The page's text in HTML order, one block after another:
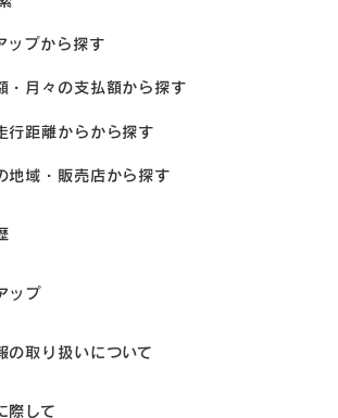
ップから探す
・月々の支払額から探す
行距離からから探す
地域・販売店から探す
ップ
の取り扱いについて
際して